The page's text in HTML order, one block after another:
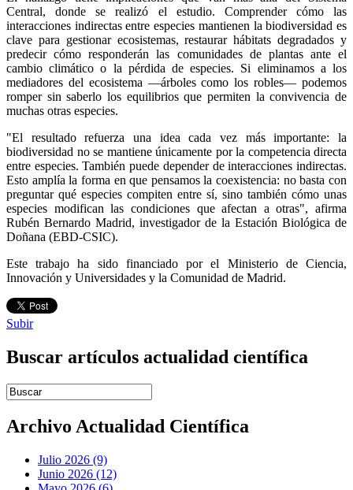
Central, donde se realizó el estudio. Comprender cómo las
interacciones indirectas entre especies mantienen la biodiversidad es
clave para gestionar ecosistemas, restaurar hábitats degradados y
predecir cómo responderán las comunidades de plantas ante el
cambio climático o la pérdida de especies. Si eliminamos a los
mediadores del ecosistema —árboles como los robles— podemos
romper sin saberlo los equilibrios que permiten la convivencia de
muchas otras especies.
"El resultado refuerza una idea cada vez más importante: la
biodiversidad no se mantiene únicamente por la competencia directa
entre especies. También puede depender de interacciones indirectas.
Esto amplía la forma en que pensamos la coexistencia: no basta con
preguntar qué especies compiten entre sí, sino también cómo unas
especies modifican las condiciones que afectan a otras", afirma
Rubén Bernardo Madrid, investigador de la Estación Biológica de
Doñana (EBD-CSIC).
Este trabajo ha sido financiado por el Ministerio de Ciencia,
Innovación y Universidades y la Comunidad de Madrid.
Subir
Buscar artículos actualidad científica
Introduce términos de búsqueda
Archivo Actualidad Científica
Julio 2026 (9)
Junio 2026 (12)